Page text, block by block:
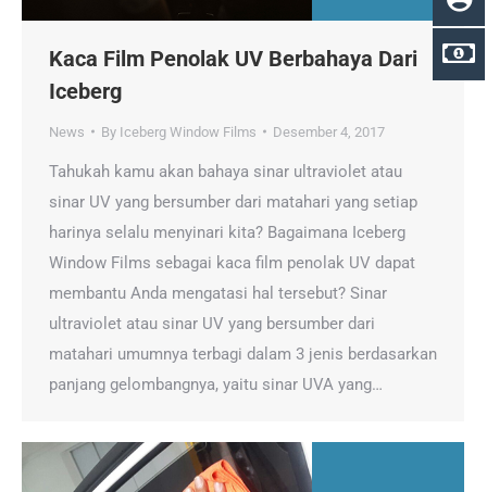
Kaca Film Penolak UV Berbahaya Dari
Iceberg
News By Iceberg Window Films Desember 4, 2017
Tahukah kamu akan bahaya sinar ultraviolet atau
sinar UV yang bersumber dari matahari yang setiap
harinya selalu menyinari kita? Bagaimana Iceberg
Window Films sebagai kaca film penolak UV dapat
membantu Anda mengatasi hal tersebut? Sinar
ultraviolet atau sinar UV yang bersumber dari
matahari umumnya terbagi dalam 3 jenis berdasarkan
panjang gelombangnya, yaitu sinar UVA yang…